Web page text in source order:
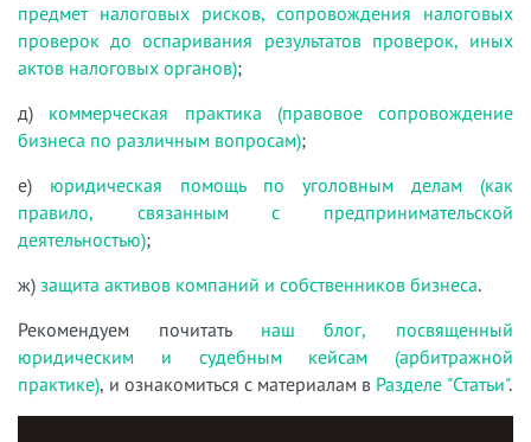
предмет налоговых рисков, сопровождения налоговых
проверок до оспаривания результатов проверок, иных
актов налоговых органов);
д) коммерческая практика (правовое сопровождение
бизнеса по различным вопросам);
е) юридическая помощь по уголовным делам (как
правило, связанным с предпринимательской
деятельностью);
ж) защита активов компаний и собственников бизнеса.
Рекомендуем почитать наш блог, посвященный
юридическим и судебным кейсам (арбитражной
практике), и ознакомиться с материалам в Разделе "Статьи".